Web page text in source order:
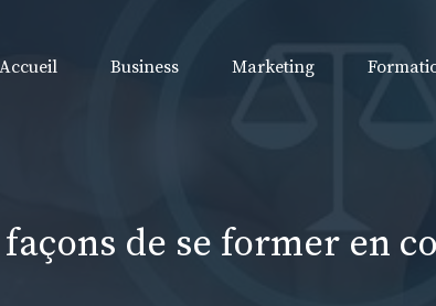
Accueil Business Marketing
de se former en